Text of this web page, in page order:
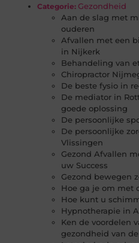
Categorie: Gezondheid
Aan de slag met
ouderen
Afvallen met een
in Nijkerk
Behandeling van
Chiropractor
De beste fysio in
De mediator in
goede oplossing
De persoonlijke
De persoonlijke
Vlissingen
Gezond Afvallen
uw Success
Gezond bewegen
Hoe ga je om met
Hoe kunt u
Hypnotherapie in
Ken de voordelen
gezondheid van